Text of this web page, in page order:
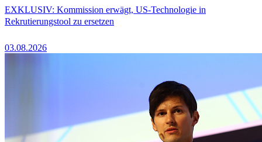
EXKLUSIV: Kommission erwägt, US-Technologie in
Rekrutierungstool zu ersetzen
03.08.2026